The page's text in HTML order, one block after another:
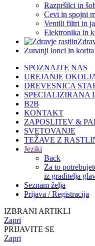
Razpršilci in
Cevi in spojni
Ventili filtri in
Elektronika in
Zunanji lonci in korita
SPOZNAJTE NAS
UREJANJE
DREVESNICA
SPECIALIZIRANA
B2B
KONTAKT
ZAPOSLITEV &
SVETOVANJE
TEŽAVE Z
Jeziki
Back
Za to
iz graditelja
Seznam želja
Prijava / Registracija
IZBRANI ARTIKLI
Zapri
PRIJAVITE SE
Zapri